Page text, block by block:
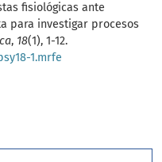
fisiológicas ante
para investigar procesos
, 18(1), 1-12.
1.mrfe